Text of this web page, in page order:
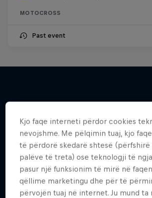
MOTOCROSS
Past event
Kjo faqe interneti përdor cookies
nevojshme. Me pëlqimin tuaj, kjo
të përdorë skedarë shtesë (përfshirë
palëve të treta) ose teknologji të
pasur një funksionim të mirë në
qëllime marketingu dhe për të
përvojën tuaj në internet. Ju mund ta